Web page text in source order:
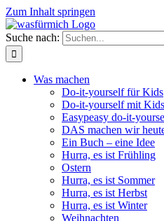
Zum Inhalt springen
Suche nach:
Was machen
Do-it-yourself für Kids
Do-it-yourself mit Kids
Easypeasy do-it-
DAS machen wir
Ein Buch – eine Idee
Hurra, es ist Frühling
Ostern
Hurra, es ist Sommer
Hurra, es ist Herbst
Hurra, es ist Winter
Weihnachten